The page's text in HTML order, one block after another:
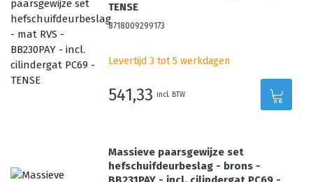
TENSE
8718009299173
Levertijd 3 tot 5 werkdagen
541,33 incl. BTW
Massieve paarsgewijze set
hefschuifdeurbeslag - brons -